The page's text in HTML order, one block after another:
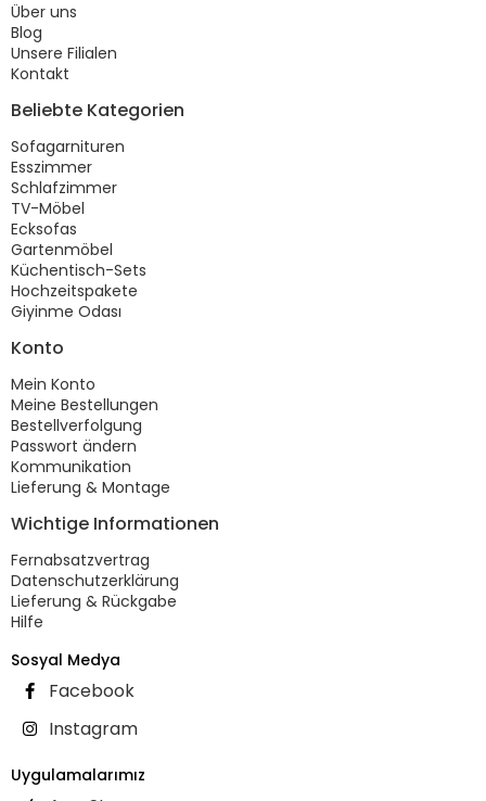
Über uns
Blog
Unsere Filialen
Kontakt
Beliebte Kategorien
Sofagarnituren
Esszimmer
Schlafzimmer
TV-Möbel
Ecksofas
Gartenmöbel
Küchentisch-Sets
Hochzeitspakete
Giyinme Odası
Konto
Mein Konto
Meine Bestellungen
Bestellverfolgung
Passwort ändern
Kommunikation
Lieferung & Montage
Wichtige Informationen
Fernabsatzvertrag
Datenschutzerklärung
Lieferung & Rückgabe
Hilfe
Sosyal Medya
Facebook
Instagram
Uygulamalarımız